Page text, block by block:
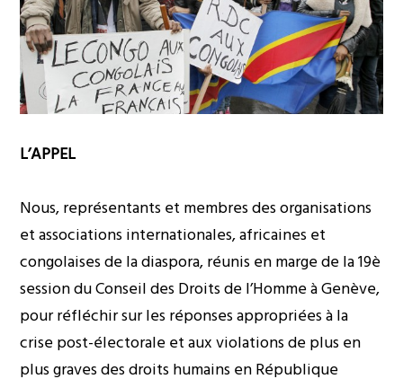
L’APPEL
Nous, représentants et membres des organisations
et associations internationales, africaines et
congolaises de la diaspora, réunis en marge de la 19è
session du Conseil des Droits de l’Homme à Genève,
pour réfléchir sur les réponses appropriées à la
crise post-électorale et aux violations de plus en
plus graves des droits humains en République